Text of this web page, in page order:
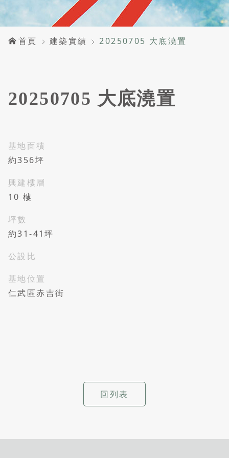
首頁 建築實績 20250705 大底澆置
20250705 大底澆置
基地面積
約356坪
興建樓層
10 樓
坪數
約31-41坪
公設比
基地位置
仁武區赤吉街
回列表